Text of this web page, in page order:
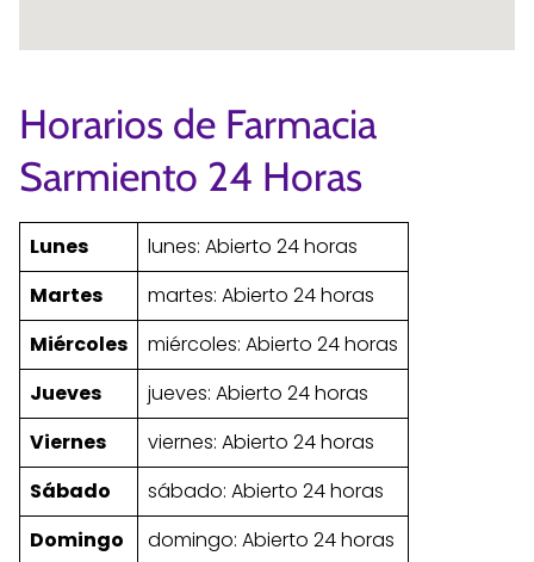
Horarios de Farmacia
Sarmiento 24 Horas
Lunes
lunes: Abierto 24 horas
Martes
martes: Abierto 24 horas
Miércoles
miércoles: Abierto 24 horas
Jueves
jueves: Abierto 24 horas
Viernes
viernes: Abierto 24 horas
Sábado
sábado: Abierto 24 horas
Domingo
domingo: Abierto 24 horas